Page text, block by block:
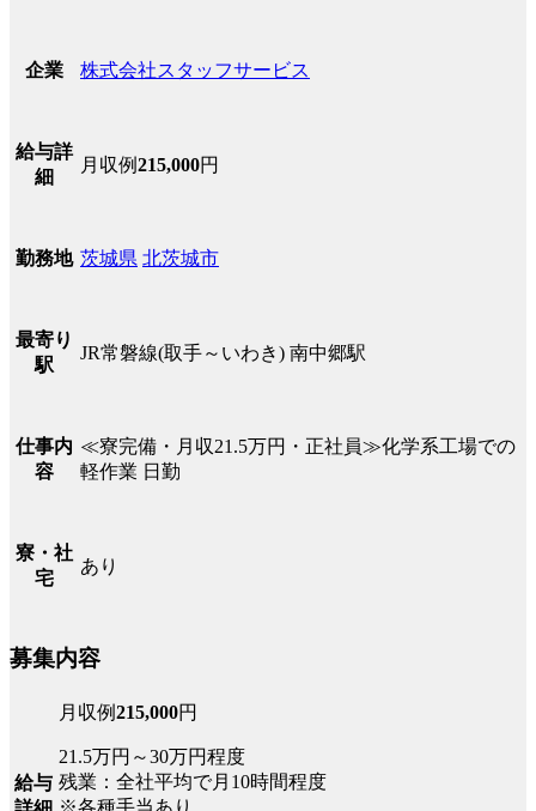
企業 株式会社スタッフサービス
給与詳
細
月収例215,000円
勤務地 茨城県 北茨城市
最寄り
駅
JR常磐線(取手～いわき) 南中郷駅
仕事内
容
≪寮完備・月収21.5万円・正社員≫化学系工場での
軽作業 日勤
寮・社
宅
あり
募集内容
給与
月収例215,000円
21.5万円～30万円程度
残業：全社平均で月10時間程度
※各種手当あり